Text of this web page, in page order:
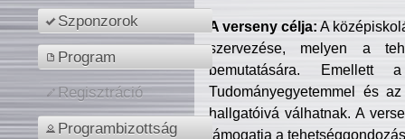
Szponzorok
Program
Regisztráció
Programbizottság
A verseny célja: A
szervezése, melyen a
bemutatására. Emellett
Tudományegyetemmel és
hallgatóivá válhatnak. A
támogatja a